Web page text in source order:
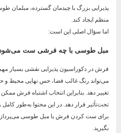
پذیرایی بزرگ با چیدمان گسترده، مبلمان
منظم ایجاد کند.
اما سؤال اصلی این است:
مبل طوسی با چه فرشی ست
فرش در دکوراسیون پذیرایی نقشی بسیار
می‌تواند رنگ غالب فضا، حس نهایی محیط و
تغییر دهد. بنابراین انتخاب اشتباه فرش
تحت‌تأثیر قرار دهد. در این محتوا به‌طور کامل
برای ست کردن فرش با مبل طوسی می‌پردازیم
بگیرید.